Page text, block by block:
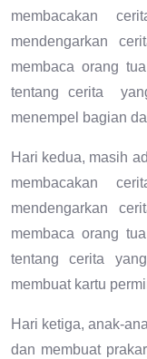
membacakan
mendengarkan
membaca orang
tentang cerita
menempel bagian
Hari kedua, masih
membacakan
mendengarkan
membaca orang
tentang cerita
membuat kartu
Hari ketiga, anak-
dan membuat